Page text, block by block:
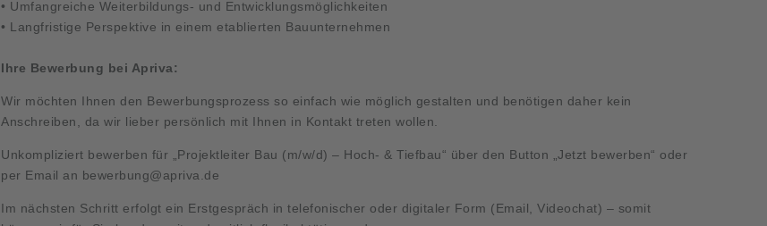
• Umfangreiche Weiterbildungs- und Entwicklungsmöglichkeiten
• Langfristige Perspektive in einem etablierten Bauunternehmen
Ihre Bewerbung bei Apriva:
Wir möchten Ihnen den Bewerbungsprozess so einfach wie möglich gestalten und benötigen daher kein
Anschreiben, da wir lieber persönlich mit Ihnen in Kontakt treten wollen.
Unkompliziert bewerben für „Projektleiter Bau (m/w/d) – Hoch- & Tiefbau“ über den Button „Jetzt bewerben“ oder
per Email an bewerbung@apriva.de
Im nächsten Schritt erfolgt ein Erstgespräch in telefonischer oder digitaler Form (Email, Videochat) – somit